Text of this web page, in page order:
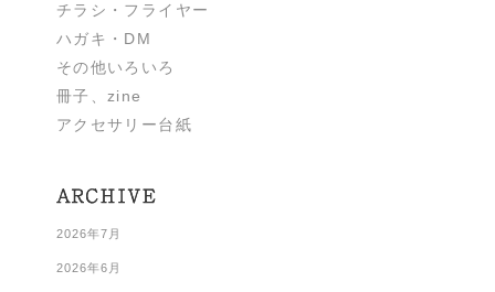
チラシ・フライヤー
ハガキ・DM
その他いろいろ
冊子、zine
アクセサリー台紙
2026年7月
2026年6月